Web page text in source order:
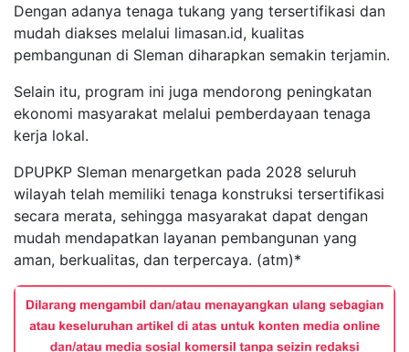
Dengan adanya tenaga tukang yang tersertifikasi dan
mudah diakses melalui limasan.id, kualitas
pembangunan di Sleman diharapkan semakin terjamin.
Selain itu, program ini juga mendorong peningkatan
ekonomi masyarakat melalui pemberdayaan tenaga
kerja lokal.
DPUPKP Sleman menargetkan pada 2028 seluruh
wilayah telah memiliki tenaga konstruksi tersertifikasi
secara merata, sehingga masyarakat dapat dengan
mudah mendapatkan layanan pembangunan yang
aman, berkualitas, dan terpercaya. (atm)*